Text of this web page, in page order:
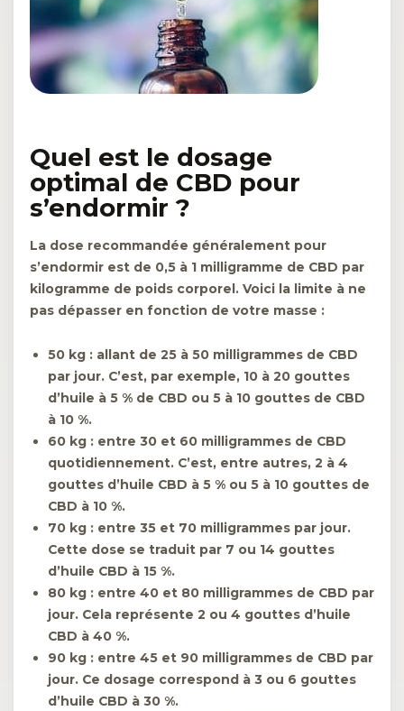
Quel est le dosage
optimal de CBD pour
s’endormir ?
La dose recommandée généralement pour
s’endormir est de 0,5 à 1 milligramme de CBD par
kilogramme de poids corporel. Voici la limite à ne
pas dépasser en fonction de votre masse :
50 kg : allant de 25 à 50 milligrammes de CBD
par jour. C’est, par exemple, 10 à 20 gouttes
d’huile à 5 % de CBD ou 5 à 10 gouttes de CBD
à 10 %.
60 kg : entre 30 et 60 milligrammes de CBD
quotidiennement. C’est, entre autres, 2 à 4
gouttes d’huile CBD à 5 % ou 5 à 10 gouttes de
CBD à 10 %.
70 kg : entre 35 et 70 milligrammes par jour.
Cette dose se traduit par 7 ou 14 gouttes
d’huile CBD à 15 %.
80 kg : entre 40 et 80 milligrammes de CBD par
jour. Cela représente 2 ou 4 gouttes d’huile
CBD à 40 %.
90 kg : entre 45 et 90 milligrammes de CBD par
jour. Ce dosage correspond à 3 ou 6 gouttes
d’huile CBD à 30 %.